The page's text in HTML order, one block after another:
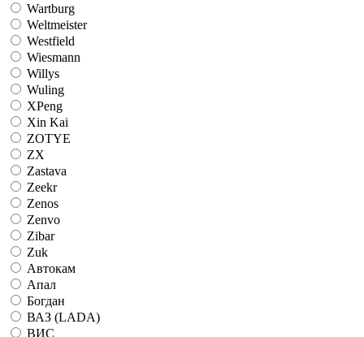
Wartburg
Weltmeister
Westfield
Wiesmann
Willys
Wuling
XPeng
Xin Kai
ZOTYE
ZX
Zastava
Zeekr
Zenos
Zenvo
Zibar
Zuk
Автокам
Апал
Богдан
ВАЗ (LADA)
ВИС